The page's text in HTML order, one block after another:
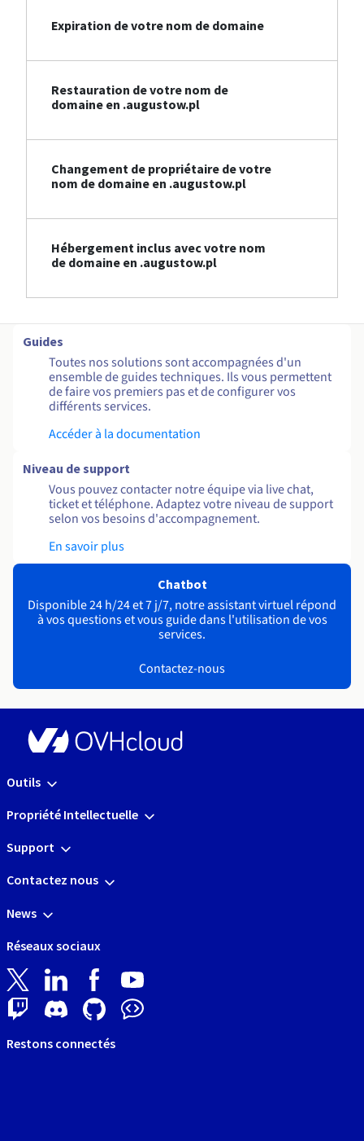
Expiration de votre nom de domaine
Restauration de votre nom de
domaine en .augustow.pl
Changement de propriétaire de votre
nom de domaine en .augustow.pl
Hébergement inclus avec votre nom
de domaine en .augustow.pl
Guides
Toutes nos solutions sont accompagnées d'un
ensemble de guides techniques. Ils vous permettent
de faire vos premiers pas et de configurer vos
différents services.
Accéder à la documentation
Niveau de support
Vous pouvez contacter notre équipe via live chat,
ticket et téléphone. Adaptez votre niveau de support
selon vos besoins d'accompagnement.
En savoir plus
Chatbot
Disponible 24 h/24 et 7 j/7, notre assistant virtuel répond
à vos questions et vous guide dans l'utilisation de vos
services.
Contactez-nous
Outils
Propriété Intellectuelle
Support
Contactez nous
News
Réseaux sociaux
Restons connectés